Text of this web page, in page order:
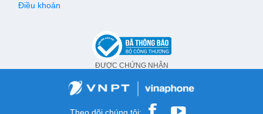
Điều khoản
ĐƯỢC CHỨNG NHẬN
Theo dõi chúng tôi: